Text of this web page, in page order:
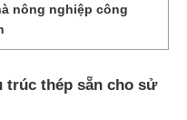
nông nghiệp công
trúc thép sẵn cho sử